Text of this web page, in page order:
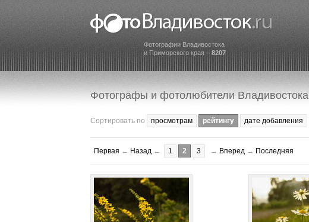
Фотографии Владивостока
и Приморского края – 8207
Фотографы и фотолюбители Владивостока
Сортировать по просмотрам рейтингу дате добавления
Первая ← Назад ← 1 2 3 → Вперед → Последняя